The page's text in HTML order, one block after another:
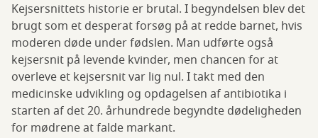
Kejsersnittets historie er brutal. I begyndelsen blev det
brugt som et desperat forsøg på at redde barnet, hvis
moderen døde under fødslen. Man udførte også
kejsersnit på levende kvinder, men chancen for at
overleve et kejsersnit var lig nul. I takt med den
medicinske udvikling og opdagelsen af antibiotika i
starten af det 20. århundrede begyndte dødeligheden
for mødrene at falde markant.